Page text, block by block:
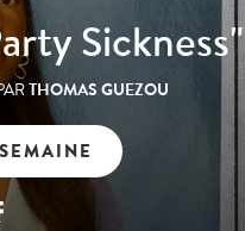
Sickness"
THOMAS GUEZOU